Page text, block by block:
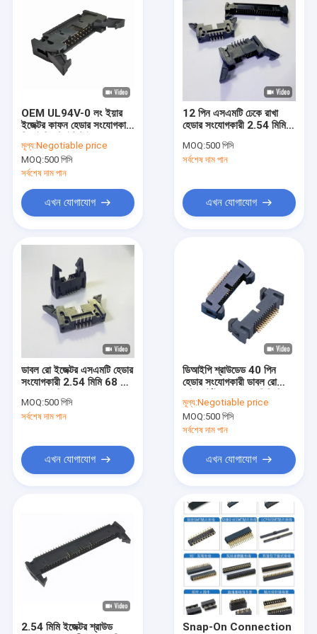
পণ্য
ভিডিও
আমাদের সম্বন্ধে
কারখানা পরিদর্শন
গুণমান নিয়ন্ত্রণ
খবর
FFC FPC সংযোগকারী
কার্ড সংযোগকারী
টাইপ সি মহিলা সংযোগকারী
OEM UL94V-0 লং ইয়ার
ইজেক্টর কাফন হেডার সংযোগকারী
মূল্য:Negotiable price
MOQ:500 পিসি
সর্বশেষ দাম পান
এখন যোগাযোগ
12 পিন এসএমটি ঢেকে রাখা
হেডার সংযোগকারী 2.54 মিমি
MOQ:500 পিসি
সর্বশেষ দাম পান
এখন যোগাযোগ
ডাবল রো ইজেক্টর এসএমটি হেডার
সংযোগকারী 2.54 মিমি 68 পিন
MOQ:500 পিসি
সর্বশেষ দাম পান
এখন যোগাযোগ
ডিআইপি শ্রাউডেড 40 পিন
হেডার সংযোগকারী ডাবল রো
হেডার
মূল্য:Negotiable price
MOQ:500 পিসি
সর্বশেষ দাম পান
এখন যোগাযোগ
2.54 মিমি ইজেক্টর শ্রাউড
Snap-On Connection